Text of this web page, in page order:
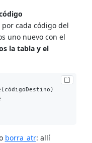
por cada código del
uno nuevo con el
la tabla y el
borra_atr: allí